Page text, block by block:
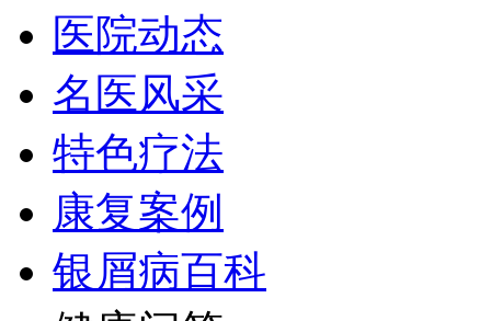
医院动态
名医风采
特色疗法
康复案例
银屑病百科